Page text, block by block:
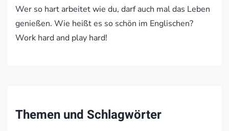
Wer so hart arbeitet wie du, darf auch mal das Leben
genießen. Wie heißt es so schön im Englischen?
Work hard and play hard!
Themen und Schlagwörter